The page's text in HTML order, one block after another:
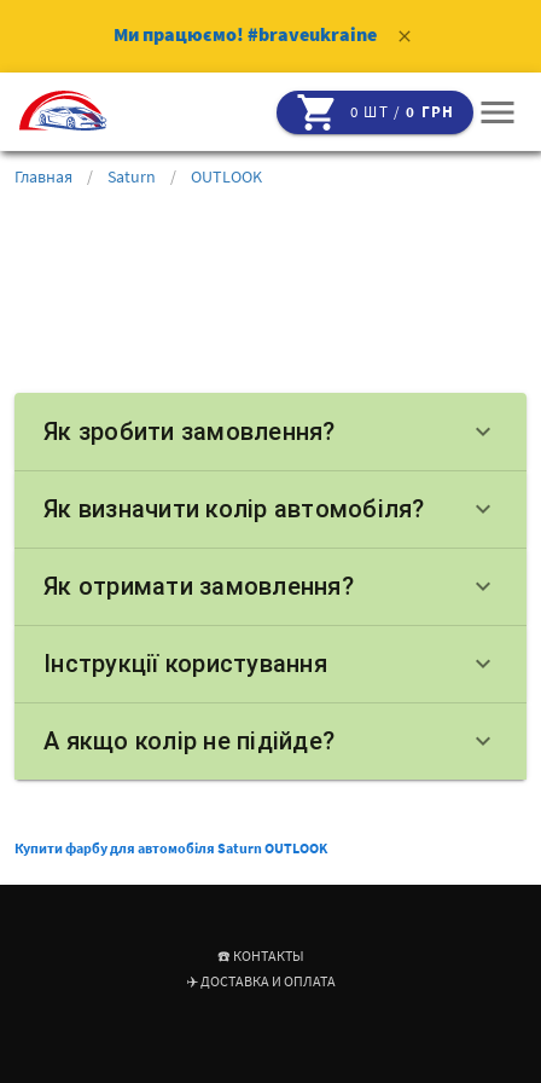
Ми працюємо! #braveukraine clear
shopping_cart 0 ШТ /0 ГРН menu
Главная / Saturn / OUTLOOK
Як зробити замовлення? keyboard_arrow_down
Як визначити колір автомобіля? keyboard_arrow_down
Як отримати замовлення? keyboard_arrow_down
Інструкції користування keyboard_arrow_down
А якщо колір не підійде? keyboard_arrow_down
Купити фарбу для автомобіля Saturn OUTLOOK
☎️ КОНТАКТЫ
✈️ ДОСТАВКА И ОПЛАТА